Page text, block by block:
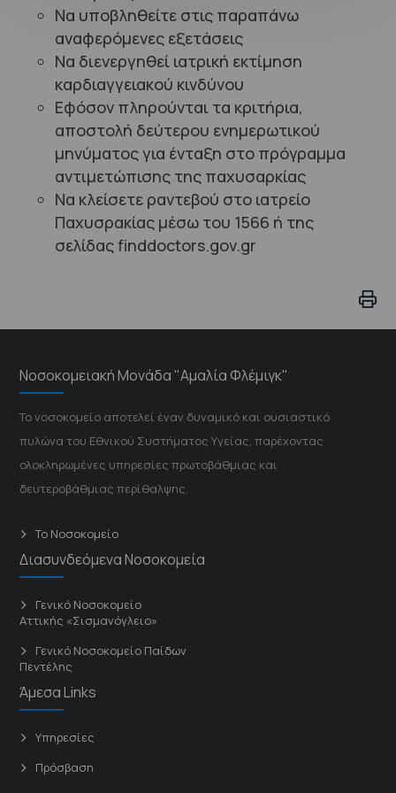
Να υποβληθείτε στις παραπάνω
αναφερόμενες εξετάσεις
Να διενεργηθεί ιατρική εκτίμηση
καρδιαγγειακού κινδύνου
Εφόσον πληρούνται τα κριτήρια,
αποστολή δεύτερου ενημερωτικού
μηνύματος για ένταξη στο πρόγραμμα
αντιμετώπισης της παχυσαρκίας
Να κλείσετε ραντεβού στο ιατρείο
Παχυσρακίας μέσω του 1566 ή της
σελίδας finddoctors.gov.gr
Νοσοκομειακή Μονάδα "Αμαλία Φλέμιγκ"
Το νοσοκομείο αποτελεί έναν δυναμικό και ουσιαστικό
πυλώνα του Εθνικού Συστήματος Υγείας, παρέχοντας
ολοκληρωμένες υπηρεσίες πρωτοβάθμιας και
δευτεροβάθμιας περίθαλψης.
Το Νοσοκομείο
Διασυνδεόμενα Νοσοκομεία
Γενικό Νοσοκομείο
Αττικής «Σισμανόγλειο»
Γενικό Νοσοκομείο Παίδων
Πεντέλης
Άμεσα Links
Υπηρεσίες
Πρόσβαση